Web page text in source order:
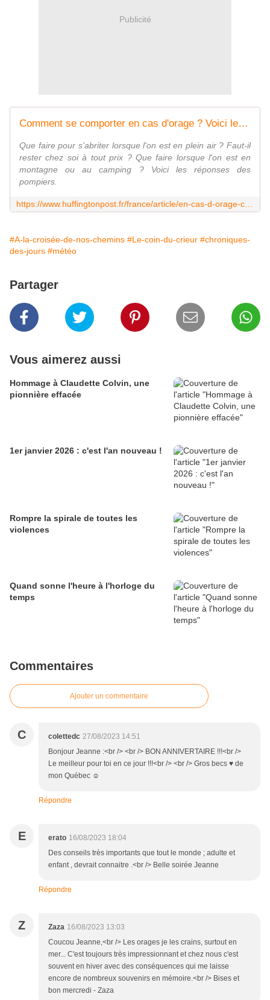
Publicité
Comment se comporter en cas d'orage ? Voici les conseils des pompiers
Que faire pour s'abriter lorsque l'on est en plein air ? Faut-il
rester chez soi à tout prix ? Que faire lorsque l'on est en
montagne ou au camping ? Voici les réponses des
pompiers.
#A-la-croisée-de-nos-chemins #Le-coin-du-crieur #chroniques-
des-jours #météo
Partager
Vous aimerez aussi
Hommage à Claudette Colvin, une
pionnière effacée
1er janvier 2026 : c'est l'an nouveau !
Rompre la spirale de toutes les
violences
Quand sonne l'heure à l'horloge du
temps
Commentaires
Ajouter un commentaire
C colettedc 27/08/2023 14:51
Bonjour Jeanne :<br /> <br /> BON ANNIVERTAIRE !!!<br />
Le meilleur pour toi en ce jour !!!<br /> <br /> Gros becs ♥ de
mon Québec ☺
Répondre
E erato 16/08/2023 18:04
Des conseils très importants que tout le monde ; adulte et
enfant , devrait connaitre .<br /> Belle soirée Jeanne
Répondre
Z Zaza 16/08/2023 13:03
Coucou Jeanne,<br /> Les orages je les crains, surtout en
mer... C'est toujours très impressionnant et chez nous c'est
souvent en hiver avec des conséquences qui me laisse
encore de nombreux souvenirs en mémoire.<br /> Bises et
bon mercredi - Zaza